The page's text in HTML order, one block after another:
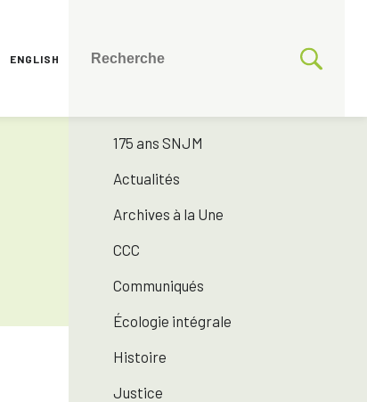
ENGLISH
175 ans SNJM
Actualités
Archives à la Une
CCC
Communiqués
Écologie intégrale
Histoire
Justice